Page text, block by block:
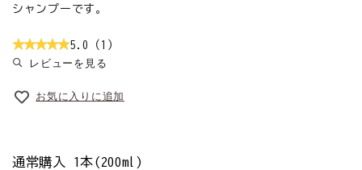
シャンプーです。
5.0（1）
レビューを見る
お気に入りに追加
通常購入 1本(200ml)